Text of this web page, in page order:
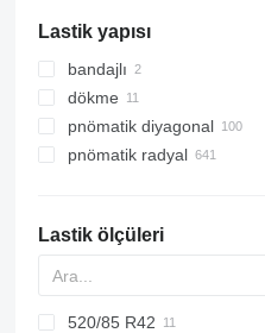
Hollanda
İrlanda
Litvanya
Norveç
Birleşik Krallık
Lastik yapısı
bandajlı
dökme
pnömatik diyagonal
pnömatik radyal
Lastik ölçüleri
520/85 R42